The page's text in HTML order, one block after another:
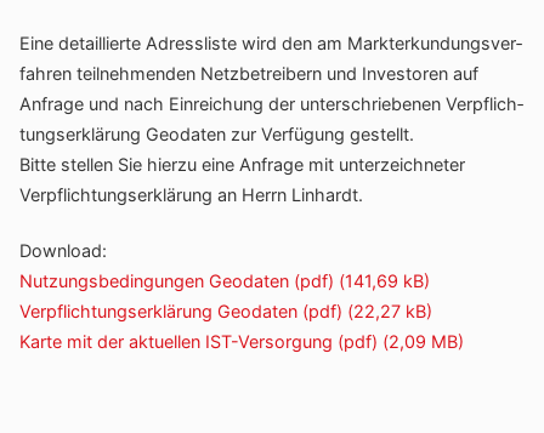
Eine detail­lierte Adress­liste wird den am Markt­er­kun­dungs­ver­
fahren teil­neh­menden Netz­be­trei­bern und Inves­toren auf
Anfrage und nach Einrei­chung der unter­schrie­benen Verpflich­
tungs­er­klä­rung Geodaten zur Verfü­gung gestellt.
Bitte stellen Sie hierzu eine Anfrage mit unter­zeich­neter
Verpflich­tungs­er­klä­rung an Herrn Linhardt.
Down­load:
Nutzungs­be­din­gungen Geodaten (pdf)
Verpflichtungserklärung Geodaten (pdf)
Karte mit der aktu­ellen IST-Versor­gung (pdf)